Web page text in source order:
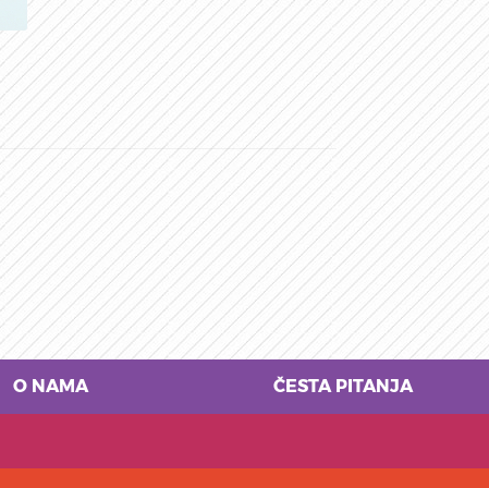
O NAMA ČESTA PITANJA